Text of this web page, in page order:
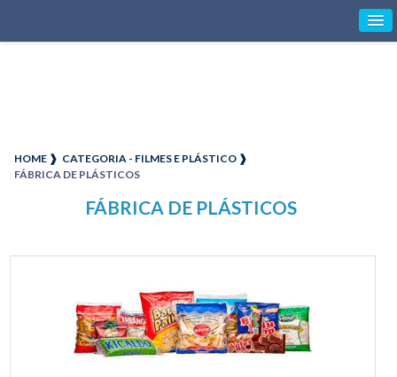
HOME ❱ CATEGORIA - FILMES E PLÁSTICO ❱
FÁBRICA DE PLÁSTICOS
FÁBRICA DE PLÁSTICOS